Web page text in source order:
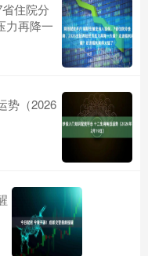
住院分
力再降一
势（2026